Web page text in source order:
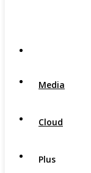
Media
Cloud
Plus